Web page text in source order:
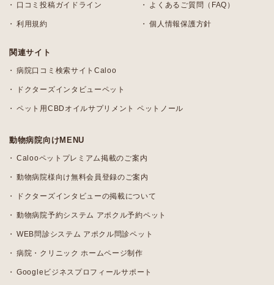
口コミ投稿ガイドライン よくあるご質問（FAQ）
利用規約 個人情報保護方針
関連サイト
病院口コミ検索サイトCaloo
ドクターズインタビューペット
ペット用CBDオイルサプリメント ペットノール
動物病院向けMENU
Calooペットプレミアム掲載のご案内
動物病院様向け無料会員登録のご案内
ドクターズインタビューの掲載について
動物病院予約システム アポクル予約ペット
WEB問診システム アポクル問診ペット
病院・クリニック ホームページ制作
Googleビジネスプロフィールサポート